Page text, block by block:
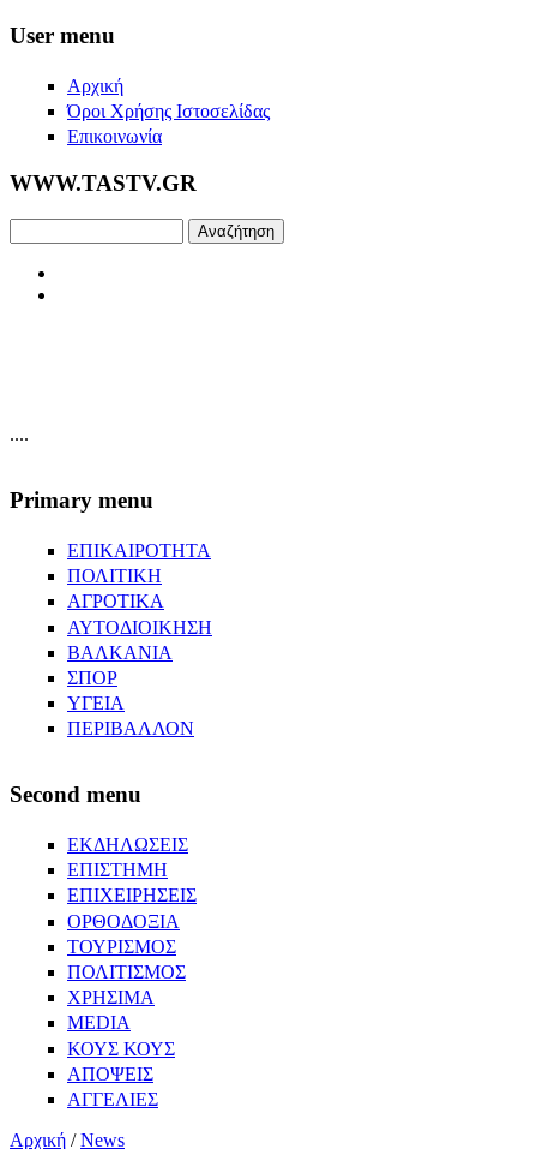
Skip to main content
User menu
Αρχική
Όροι Χρήσης Ιστοσελίδας
Επικοινωνία
WWW.TASTV.GR
....
Primary menu
ΕΠΙΚΑΙΡΟΤΗΤΑ
ΠΟΛΙΤΙΚΗ
ΑΓΡΟΤΙΚΑ
ΑΥΤΟΔΙΟΙΚΗΣΗ
ΒΑΛΚΑΝΙΑ
ΣΠΟΡ
ΥΓΕΙΑ
ΠΕΡΙΒΑΛΛΟΝ
Second menu
ΕΚΔΗΛΩΣΕΙΣ
ΕΠΙΣΤΗΜΗ
ΕΠΙΧΕΙΡΗΣΕΙΣ
ΟΡΘΟΔΟΞΙΑ
ΤΟΥΡΙΣΜΟΣ
ΠΟΛΙΤΙΣΜΟΣ
ΧΡΗΣΙΜΑ
MEDIA
ΚΟΥΣ ΚΟΥΣ
ΑΠΟΨΕΙΣ
ΑΓΓΕΛΙΕΣ
Αρχική /News